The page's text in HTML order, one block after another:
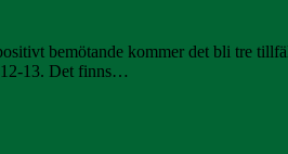
bemötande kommer det bli tre
12-13. Det finns…